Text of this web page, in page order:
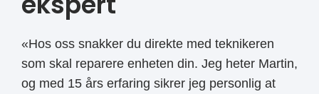
«Hos oss snakker du direkte med teknikeren
som skal reparere enheten din. Jeg heter Martin,
og med 15 års erfaring sikrer jeg personlig at